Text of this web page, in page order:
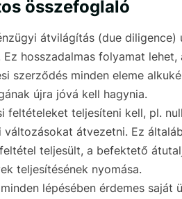
összefoglaló
átvilágítás (due
Ez hosszadalmas folyamat
szerződés minden eleme
újra jóvá kell hagynia.
feltételeket teljesíteni kell, pl.
változásokat átvezetni. Ez
teljesült, a befektető
teljesítésének nyomása.
lépésében érdemes